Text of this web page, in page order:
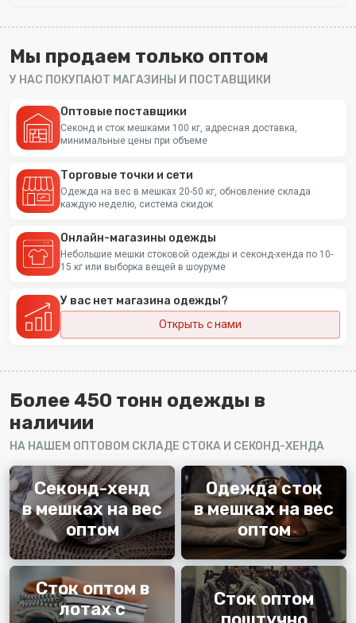
10 Футболки сток CAN
Самая ходовая позиция, которую носят абсолютно
все! Футболки женские и мужские.
5 кг
Получить скидку на первый заказ
Мы продаем только оптом
У НАС ПОКУПАЮТ МАГАЗИНЫ И ПОСТАВЩИКИ
Оптовые поставщики
Секонд и сток мешками 100 кг, адресная доставка,
минимальные цены при объеме
Торговые точки и сети
Одежда на вес в мешках 20-50 кг, обновление склада
каждую неделю, система скидок
Онлайн-магазины одежды
Небольшие мешки стоковой одежды и секонд-хенда по 10-
15 кг или выборка вещей в шоуруме
У вас нет магазина одежды?
Открыть с нами
Более 450 тонн одежды в
наличии
НА НАШЕМ ОПТОВОМ СКЛАДЕ СТОКА И СЕКОНД-ХЕНДА
Секонд-хенд
в мешках на вес
оптом
Одежда сток
в мешках на вес
оптом
Сток оптом в
лотах с
Сток оптом